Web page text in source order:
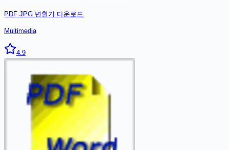
PDF JPG 변환기 다운로드
Multimedia
4.9